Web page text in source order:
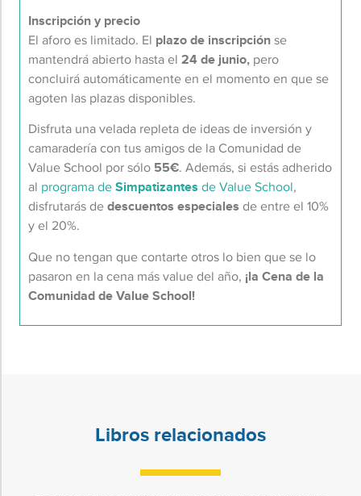
Inscripción y precio
El aforo es limitado. El plazo de inscripciónse
mantendrá abierto hasta el 24 de junio, pero
concluirá automáticamente en el momento en que se
agoten las plazas disponibles.
Disfruta una velada repleta de ideas de inversión y
camaradería con tus amigos de la Comunidad de
Value School por sólo 55€. Además, si estás adherido
al programa deSimpatizantes de Value School,
disfrutarás dedescuentos especiales de entre el 10%
y el 20%.
Que no tengan que contarte otros lo bien que se lo
pasaron en la cena más value del año, ¡la Cena de la
Comunidad de Value School!
Libros relacionados